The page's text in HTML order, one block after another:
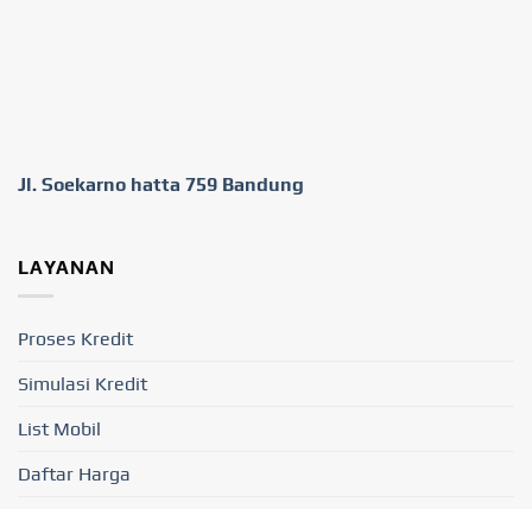
Jl. Soekarno hatta 759 Bandung
LAYANAN
Proses Kredit
Simulasi Kredit
List Mobil
Daftar Harga